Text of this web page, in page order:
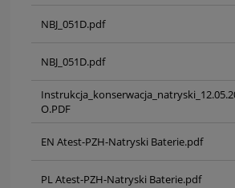
NBJ_051D.pdf
NBJ_051D.pdf
O.PDF
EN Atest-PZH-Natryski Baterie.pdf
PL Atest-PZH-Natryski Baterie.pdf